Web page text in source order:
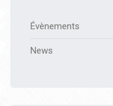
Évènements
News